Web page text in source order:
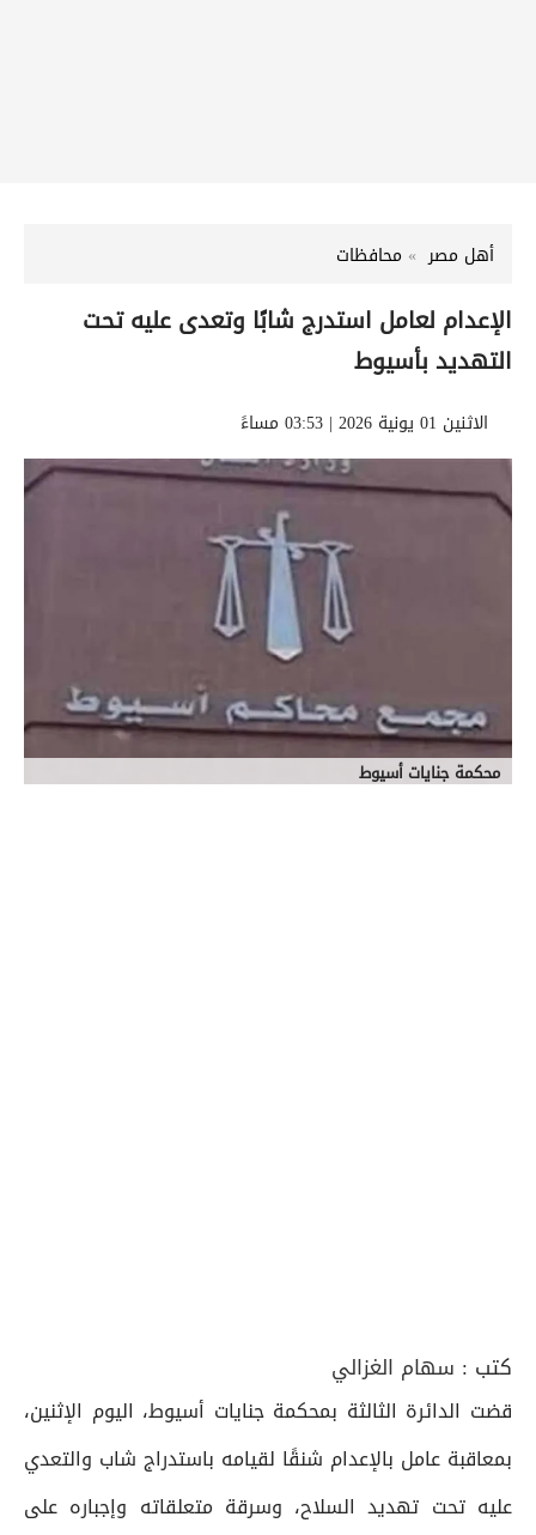
أهل مصر محافظات
الإعدام لعامل استدرج شابًا وتعدى عليه تحت
التهديد بأسيوط
الاثنين 01 يونية 2026 | 03:53 مساءً
محكمة جنايات أسيوط
كتب : سهام الغزالي
قضت الدائرة الثالثة بمحكمة جنايات أسيوط، اليوم الإثنين،
بمعاقبة عامل بالإعدام شنقًا لقيامه باستدراج شاب والتعدي
عليه تحت تهديد السلاح، وسرقة متعلقاته وإجباره على